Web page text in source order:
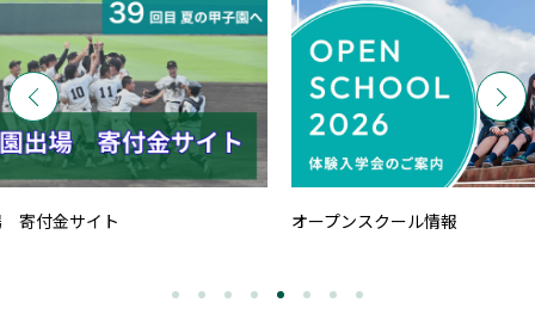
オープンスクール情報